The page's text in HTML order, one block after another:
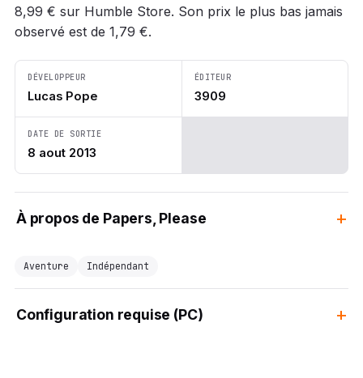
8,99 € sur Humble Store. Son prix le plus bas jamais
observé est de 1,79 €.
DÉVELOPPEUR
Lucas Pope
ÉDITEUR
3909
DATE DE SORTIE
8 aout 2013
À propos de Papers, Please
Aventure Indépendant
Configuration requise (PC)